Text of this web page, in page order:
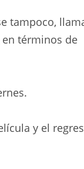
tampoco,
en términos de
y el